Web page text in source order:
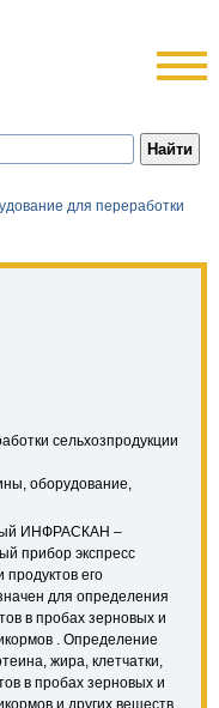
для переработки
сельхозпродукции
оборудование,
ИНФРАСКАН –
прибор экспресс
продуктов его
для определения
в пробах зерновых и
. Определение
жира, клетчатки,
в пробах зерновых и
и других веществ .